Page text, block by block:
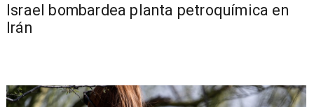
Israel bombardea planta petroquímica en
Irán